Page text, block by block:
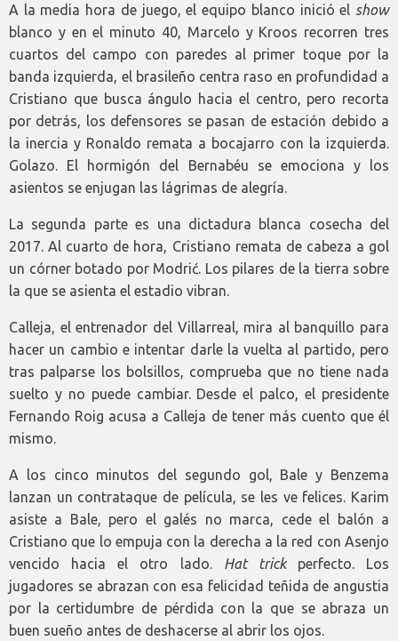
A la media hora de juego, el equipo blanco inició el show
blanco y en el minuto 40, Marcelo y Kroos recorren tres
cuartos del campo con paredes al primer toque por la
banda izquierda, el brasileño centra raso en profundidad a
Cristiano que busca ángulo hacia el centro, pero recorta
por detrás, los defensores se pasan de estación debido a
la inercia y Ronaldo remata a bocajarro con la izquierda.
Golazo. El hormigón del Bernabéu se emociona y los
asientos se enjugan las lágrimas de alegría.
La segunda parte es una dictadura blanca cosecha del
2017. Al cuarto de hora, Cristiano remata de cabeza a gol
un córner botado por Modrić. Los pilares de la tierra sobre
la que se asienta el estadio vibran.
Calleja, el entrenador del Villarreal, mira al banquillo para
hacer un cambio e intentar darle la vuelta al partido, pero
tras palparse los bolsillos, comprueba que no tiene nada
suelto y no puede cambiar. Desde el palco, el presidente
Fernando Roig acusa a Calleja de tener más cuento que él
mismo.
A los cinco minutos del segundo gol, Bale y Benzema
lanzan un contrataque de película, se les ve felices. Karim
asiste a Bale, pero el galés no marca, cede el balón a
Cristiano que lo empuja con la derecha a la red con Asenjo
vencido hacia el otro lado. Hat trickperfecto. Los
jugadores se abrazan con esa felicidad teñida de angustia
por la certidumbre de pérdida con la que se abraza un
buen sueño antes de deshacerse al abrir los ojos.